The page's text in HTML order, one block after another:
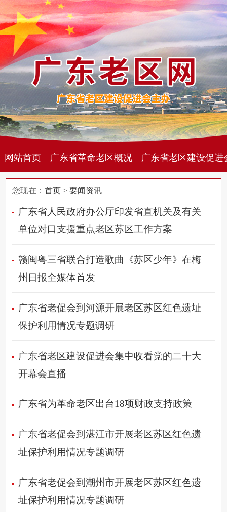
网站首页 广东省革命老区概况 广东省老区建设促进
您现在： 首页> 要闻资讯
广东省人民政府办公厅印发省直机关及有关
单位对口支援重点老区苏区工作方案
赣闽粤三省联合打造歌曲《苏区少年》在梅
州日报全媒体首发
广东省老促会到河源开展老区苏区红色遗址
保护利用情况专题调研
广东省老区建设促进会集中收看党的二十大
开幕会直播
广东省为革命老区出台18项财政支持政策
广东省老促会到湛江市开展老区苏区红色遗
址保护利用情况专题调研
广东省老促会到潮州市开展老区苏区红色遗
址保护利用情况专题调研